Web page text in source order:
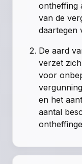
ontheffing
van de
daartegen
De aard
verzet
voor
en het
aantal